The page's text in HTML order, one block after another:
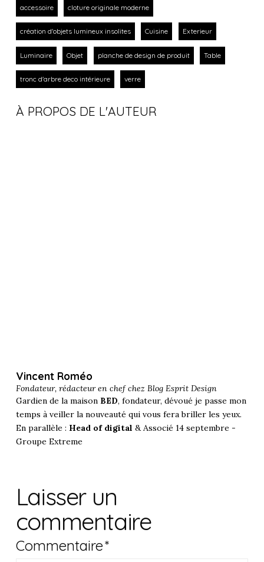
accessoire cloture originale moderne
création d'objets lumineux insolites Cuisine Exterieur
Luminaire Objet planche de design de produit Table
tronc d'arbre deco intérieure verre
À PROPOS DE L'AUTEUR
Vincent Roméo
Fondateur, rédacteur en chef chez Blog Esprit Design
Gardien de la maison BED, fondateur, dévoué je passe mon
temps à veiller la nouveauté qui vous fera briller les yeux.
En parallèle : Head of digital & Associé 14 septembre -
Groupe Extreme
Laisser un
commentaire
Commentaire*